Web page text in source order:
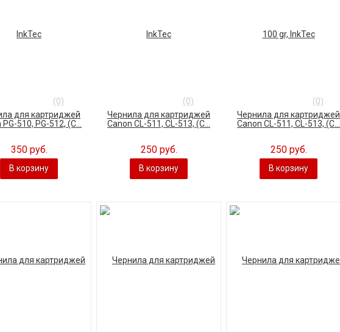
(0)
для картриджей
PG-510, PG-512, (C...
350 руб.
В корзину
(0)
Чернила для картриджей
Canon CL-511, CL-513, (C...
250 руб.
В корзину
(0)
Чернила для картриджей
Canon CL-511, CL-513, (C...
250 руб.
В корзину